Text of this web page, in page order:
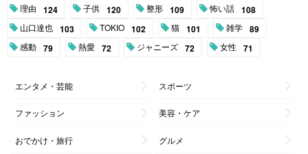
理由 124 子供 120 整形 109 怖い話 108
山口達也 103 TOKIO 102 猫 101 雑学 89
感動 79 熱愛 72 ジャニーズ 72 女性 71
エンタメ・芸能 スポーツ
ファッション 美容・ケア
おでかけ・旅行 グルメ